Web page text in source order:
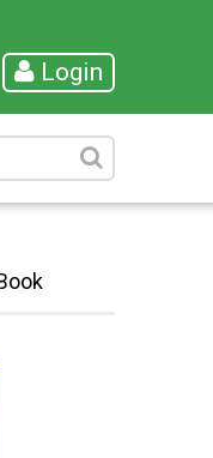
Login